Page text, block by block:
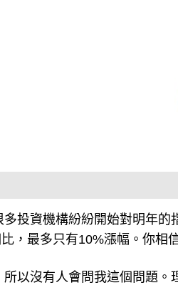
投資機構紛紛開始對明年
，最多只有10%漲幅。你相
以沒有人會問我這個問題